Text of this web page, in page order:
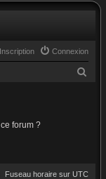
Connexion
Inscription
c
forum ?
Fuseau horaire sur UTC